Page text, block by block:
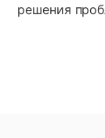
решения